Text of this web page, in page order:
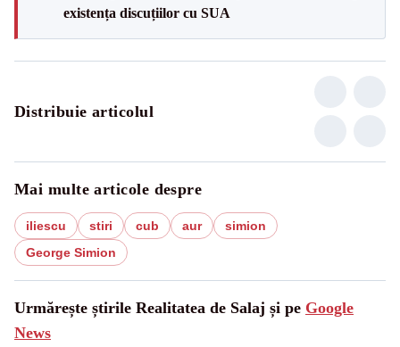
existența discuțiilor cu SUA
Distribuie articolul
Mai multe articole despre
iliescu stiri cub aur
simion
George Simion
Urmărește știrile Realitatea de Salaj și pe Google
News